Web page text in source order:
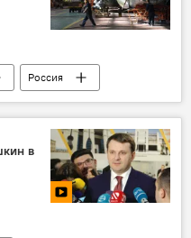
Россия
Россия
в